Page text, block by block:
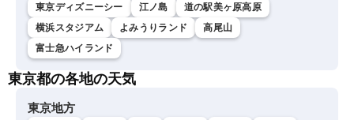
東京ディズニーシー
江ノ島
道の駅美ヶ原高原
横浜スタジアム
よみうりランド
高尾山
富士急ハイランド
東京都の各地の天気
東京地方